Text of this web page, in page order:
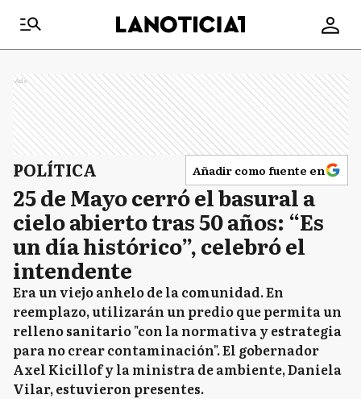
Ads
POLÍTICA Añadir como fuente en
25 de Mayo cerró el basural a
cielo abierto tras 50 años: “Es
un día histórico”, celebró el
intendente
Era un viejo anhelo de la comunidad. En
reemplazo, utilizarán un predio que permita un
relleno sanitario "con la normativa y estrategia
para no crear contaminación". El gobernador
Axel Kicillof y la ministra de ambiente, Daniela
Vilar, estuvieron presentes.